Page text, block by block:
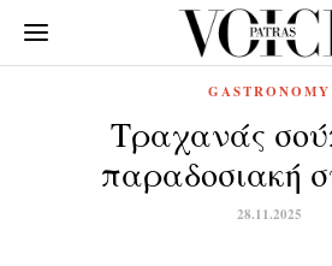
GASTRONOMY
Τραχανάς
παραδοσιακή
28.11.2025